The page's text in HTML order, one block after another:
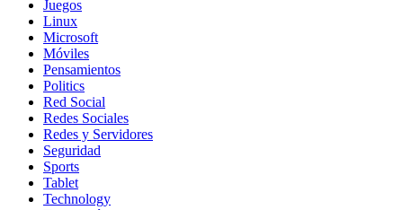
Juegos
Linux
Microsoft
Móviles
Pensamientos
Politics
Red Social
Redes Sociales
Redes y Servidores
Seguridad
Sports
Tablet
Technology